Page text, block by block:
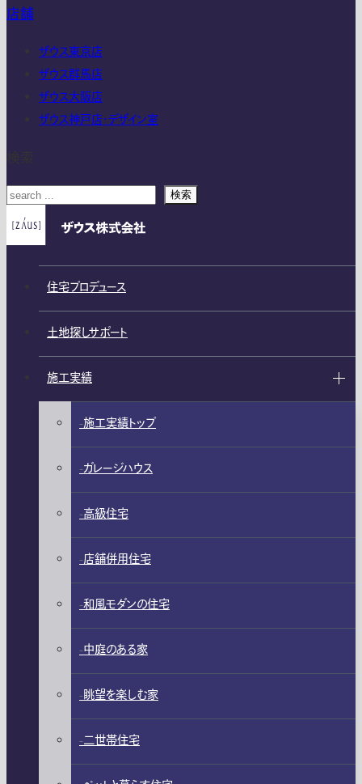
店舗
ザウス東京店
ザウス群馬店
ザウス大阪店
ザウス神戸店・デザイン室
検索
住宅プロデュース
土地探しサポート
施工実績
施工実績トップ
ガレージハウス
高級住宅
店舗併用住宅
和風モダンの住宅
中庭のある家
眺望を楽しむ家
二世帯住宅